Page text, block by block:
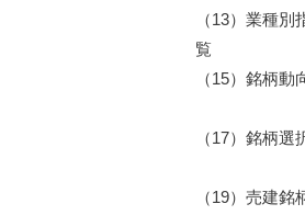
（13） 業種別
覧
（15） 銘柄動
（17） 銘柄選
（19） 売建銘